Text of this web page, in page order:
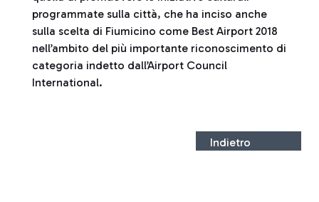
programmate sulla città, che ha inciso anche
sulla scelta di Fiumicino come Best Airport 2018
nell’ambito del più importante riconoscimento di
categoria indetto dall’Airport Council
International.
Indietro